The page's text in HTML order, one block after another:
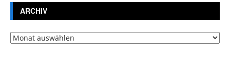
ARCHIV
Archiv